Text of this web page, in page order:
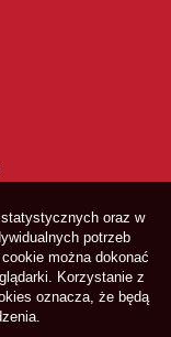
oraz w
potrzeb
można dokonać
Korzystanie z
oznacza, że będą